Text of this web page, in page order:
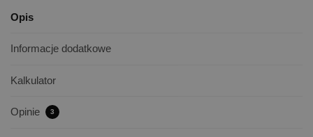
Opis
Informacje dodatkowe
Kalkulator
Opinie 3